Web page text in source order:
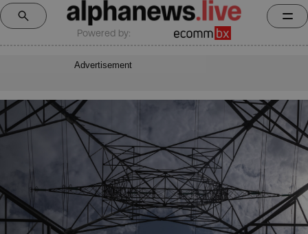
Powered by:
Advertisement